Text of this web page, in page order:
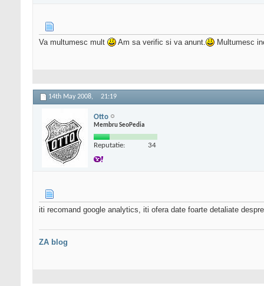
Va multumesc mult Am sa verific si va anunt. Multumesc
14th May 2008, 21:19
Otto
Membru SeoPedia
Reputatie: 34
iti recomand google analytics, iti ofera date foarte detaliate
ZA blog